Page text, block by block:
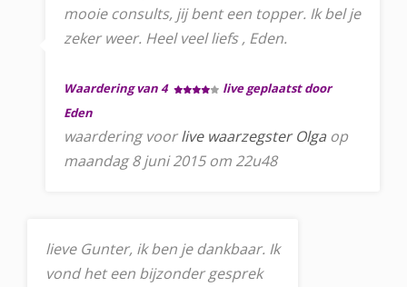
mooie consults, jij bent een topper. Ik bel je
zeker weer. Heel veel liefs , Eden.
Waardering van 4
live geplaatst door
Eden
waardering voorlive waarzegster Olga op
maandag 8 juni 2015 om 22u48
lieve Gunter, ik ben je dankbaar. Ik
vond het een bijzonder gesprek